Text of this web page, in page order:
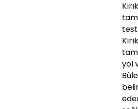
test
yol